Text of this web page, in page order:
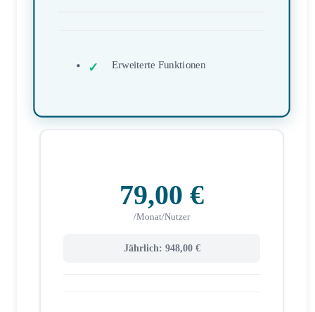
Erweiterte Funktionen
79,00 €
/Monat/Nutzer
Jährlich: 948,00 €